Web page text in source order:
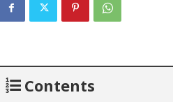
Contents